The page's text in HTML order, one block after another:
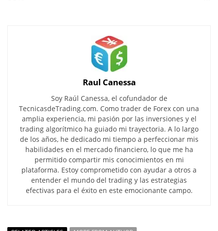
Raul Canessa
Soy Raúl Canessa, el cofundador de
TecnicasdeTrading.com. Como trader de Forex con una
amplia experiencia, mi pasión por las inversiones y el
trading algorítmico ha guiado mi trayectoria. A lo largo
de los años, he dedicado mi tiempo a perfeccionar mis
habilidades en el mercado financiero, lo que me ha
permitido compartir mis conocimientos en mi
plataforma. Estoy comprometido con ayudar a otros a
entender el mundo del trading y las estrategias
efectivas para el éxito en este emocionante campo.